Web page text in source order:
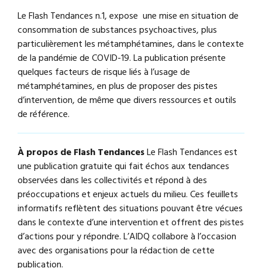
Le Flash Tendances n.1, expose une mise en situation de
consommation de substances psychoactives, plus
particulièrement les métamphétamines, dans le contexte
de la pandémie de COVID-19. La publication présente
quelques facteurs de risque liés à l’usage de
métamphétamines, en plus de proposer des pistes
d’intervention, de même que divers ressources et outils
de référence.
À propos de Flash TendancesLe Flash Tendances est
une publication gratuite qui fait échos aux tendances
observées dans les collectivités et répond à des
préoccupations et enjeux actuels du milieu. Ces feuillets
informatifs reflètent des situations pouvant être vécues
dans le contexte d’une intervention et offrent des pistes
d’actions pour y répondre. L’AIDQ collabore à l’occasion
avec des organisations pour la rédaction de cette
publication.